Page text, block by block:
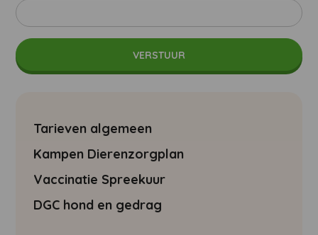
Tarieven algemeen
Kampen Dierenzorgplan
Vaccinatie Spreekuur
DGC hond en gedrag